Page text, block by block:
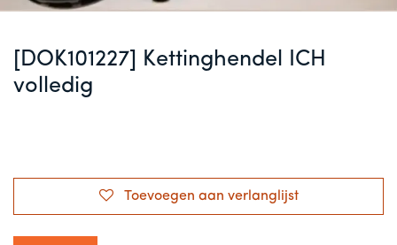
[DOK101227] Kettinghendel ICH
volledig
Toevoegen aan verlanglijst